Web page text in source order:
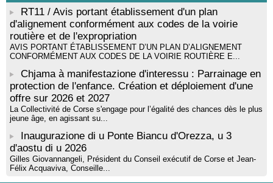
par Alexandre Dominati - Mediateca territuriale di Santa Lucia di
TallàRT11 / Avis portant établissement d'un plan
d'alignement conformément aux codes de la voirie
routière et de l'expropriation
AVIS PORTANT ÉTABLISSEMENT D’UN PLAN D’ALIGNEMENT
CONFORMÉMENT AUX CODES DE LA VOIRIE ROUTIÈRE E...
Chjama à manifestazione d'interessu : Parrainage en
protection de l'enfance. Création et déploiement d'une
offre sur 2026 et 2027
La Collectivité de Corse s'engage pour l’égalité des chances dès le plus
jeune âge, en agissant su...
Inaugurazione di u Ponte Biancu d'Orezza, u 3
d'aostu di u 2026
Gilles Giovannangeli, Président du Conseil exécutif de Corse et Jean-
Félix Acquaviva, Conseille...